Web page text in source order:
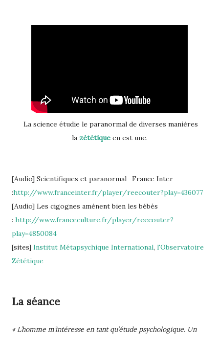
La science étudie le paranormal de diverses manières
la zététique en est une.
[Audio] Scientifiques et paranormal -France Inter
:http://www.franceinter.fr/player/reecouter?play=436077
[Audio] Les cigognes amènent bien les bébés
: http://www.franceculture.fr/player/reecouter?
play=4850084
[sites] Institut Métapsychique International, l'Observatoire
Zététique
La séance
« L’homme m’intéresse en tant qu’étude psychologique. Un